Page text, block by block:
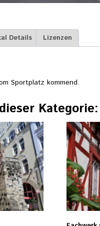
Details Lizenzen
Sportplatz kommend.
Kategorie: